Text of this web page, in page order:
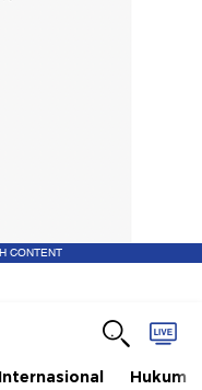
CONTENT
Internasional Hukum